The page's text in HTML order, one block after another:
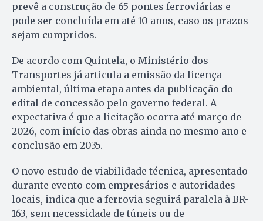
prevê a construção de 65 pontes ferroviárias e
pode ser concluída em até 10 anos, caso os prazos
sejam cumpridos.
De acordo com Quintela, o Ministério dos
Transportes já articula a emissão da licença
ambiental, última etapa antes da publicação do
edital de concessão pelo governo federal. A
expectativa é que a licitação ocorra até março de
2026, com início das obras ainda no mesmo ano e
conclusão em 2035.
O novo estudo de viabilidade técnica, apresentado
durante evento com empresários e autoridades
locais, indica que a ferrovia seguirá paralela à BR-
163, sem necessidade de túneis ou de